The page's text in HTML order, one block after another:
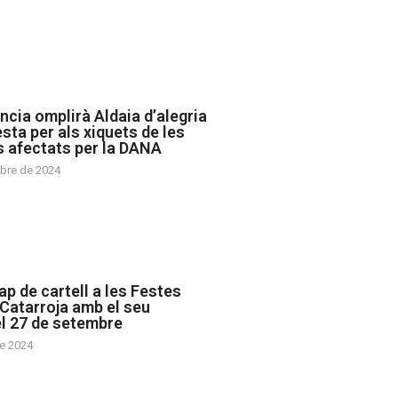
omplirà Aldaia d’alegria
per als xiquets de les
afectats per la DANA
de 2024
de cartell a les Festes
amb el seu
27 de setembre
2024